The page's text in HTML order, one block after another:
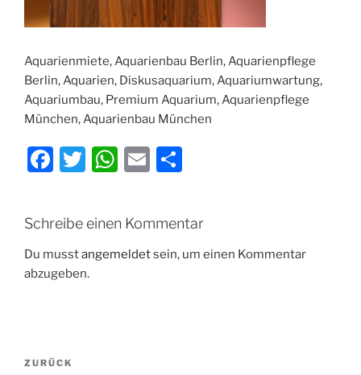
Aquarienmiete, Aquarienbau Berlin, Aquarienpflege
Berlin, Aquarien, Diskusaquarium, Aquariumwartung,
Aquariumbau, Premium Aquarium, Aquarienpflege
München, Aquarienbau München
F
c
e
b
o
T
itt
er
W
at
s
A
E
l
le
n
Schreibe einen Kommentar
Du musstangemeldetsein, um einen Kommentar
abzugeben.
Beitragsnavigation
Vorheriger
ZURÜCK